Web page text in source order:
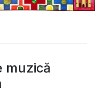
muzică